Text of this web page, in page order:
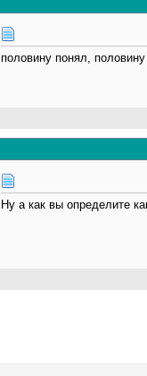
половину понял,
Ну а как вы определите